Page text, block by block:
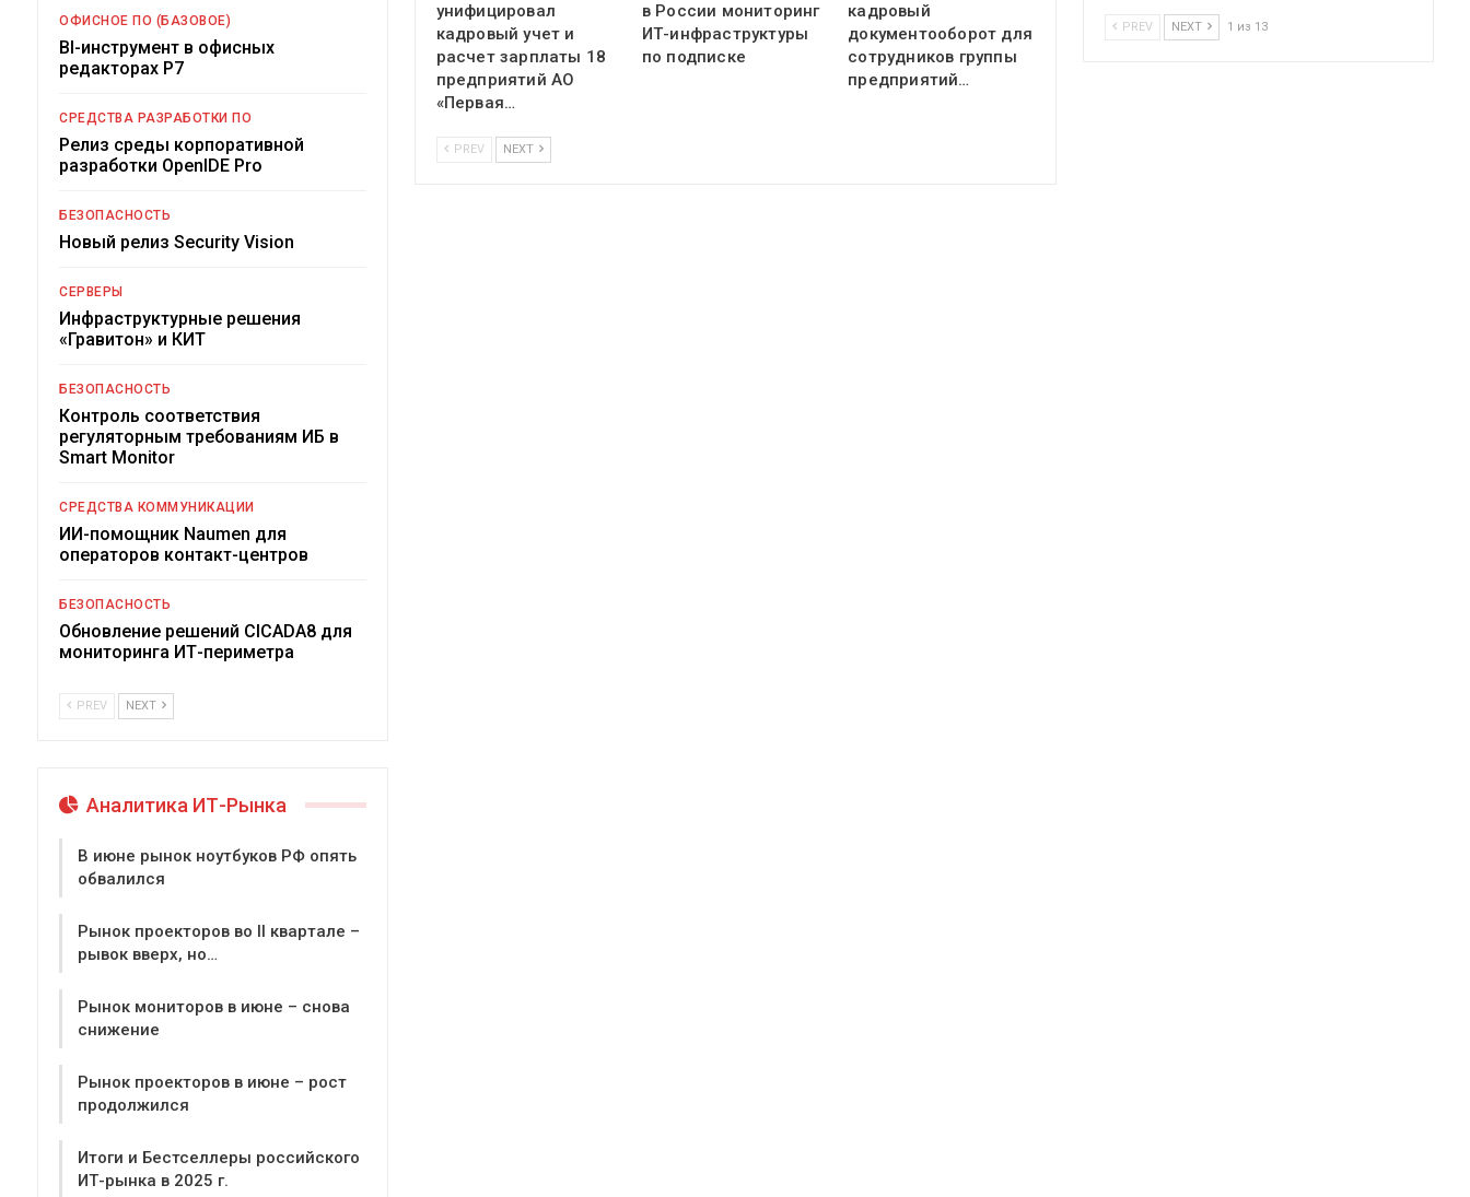
унифицировал
кадровый учет и
расчет зарплаты 18
предприятий АО
«Первая…
в России мониторинг
ИТ-инфраструктуры
по подписке
кадровый
документооборот для
сотрудников группы
предприятий…
PREV NEXT
ОФИСНОЕ ПО (БАЗОВОЕ)
BI-инструмент в офисных
редакторах Р7
СРЕДСТВА РАЗРАБОТКИ ПО
Релиз среды корпоративной
разработки OpenIDE Pro
БЕЗОПАСНОСТЬ
Новый релиз Security Vision
СЕРВЕРЫ
Инфраструктурные решения
«Гравитон» и КИТ
БЕЗОПАСНОСТЬ
Контроль соответствия
регуляторным требованиям ИБ в
Smart Monitor
СРЕДСТВА КОММУНИКАЦИИ
ИИ-помощник Naumen для
операторов контакт-центров
БЕЗОПАСНОСТЬ
Обновление решений CICADA8 для
мониторинга ИТ-периметра
PREV NEXT
Аналитика ИТ-Рынка
В июне рынок ноутбуков РФ опять
обвалился
Рынок проекторов во II квартале –
рывок вверх, но…
Рынок мониторов в июне – снова
снижение
Рынок проекторов в июне – рост
продолжился
Итоги и Бестселлеры российского
ИТ-рынка в 2025 г.
PREV NEXT 1 из 13